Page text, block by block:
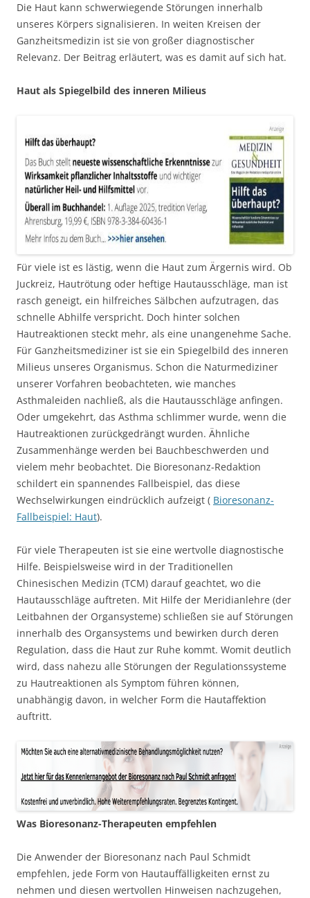
Die Haut kann schwerwiegende Störungen innerhalb
unseres Körpers signalisieren. In weiten Kreisen der
Ganzheitsmedizin ist sie von großer diagnostischer
Relevanz. Der Beitrag erläutert, was es damit auf sich hat.
Haut als Spiegelbild des inneren Milieus
Für viele ist es lästig, wenn die Haut zum Ärgernis wird. Ob
Juckreiz, Hautrötung oder heftige Hautausschläge, man ist
rasch geneigt, ein hilfreiches Sälbchen aufzutragen, das
schnelle Abhilfe verspricht. Doch hinter solchen
Hautreaktionen steckt mehr, als eine unangenehme Sache.
Für Ganzheitsmediziner ist sie ein Spiegelbild des inneren
Milieus unseres Organismus. Schon die Naturmediziner
unserer Vorfahren beobachteten, wie manches
Asthmaleiden nachließ, als die Hautausschläge anfingen.
Oder umgekehrt, das Asthma schlimmer wurde, wenn die
Hautreaktionen zurückgedrängt wurden. Ähnliche
Zusammenhänge werden bei Bauchbeschwerden und
vielem mehr beobachtet. Die Bioresonanz-Redaktion
schildert ein spannendes Fallbeispiel, das diese
Wechselwirkungen eindrücklich aufzeigt ( Bioresonanz-
Fallbeispiel: Haut).
Für viele Therapeuten ist sie eine wertvolle diagnostische
Hilfe. Beispielsweise wird in der Traditionellen
Chinesischen Medizin (TCM) darauf geachtet, wo die
Hautausschläge auftreten. Mit Hilfe der Meridianlehre (der
Leitbahnen der Organsysteme) schließen sie auf Störungen
innerhalb des Organsystems und bewirken durch deren
Regulation, dass die Haut zur Ruhe kommt. Womit deutlich
wird, dass nahezu alle Störungen der Regulationssysteme
zu Hautreaktionen als Symptom führen können,
unabhängig davon, in welcher Form die Hautaffektion
auftritt.
Was Bioresonanz-Therapeuten empfehlen
Die Anwender der Bioresonanz nach Paul Schmidt
empfehlen, jede Form von Hautauffälligkeiten ernst zu
nehmen und diesen wertvollen Hinweisen nachzugehen,